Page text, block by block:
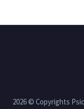
2026 © Copyrights